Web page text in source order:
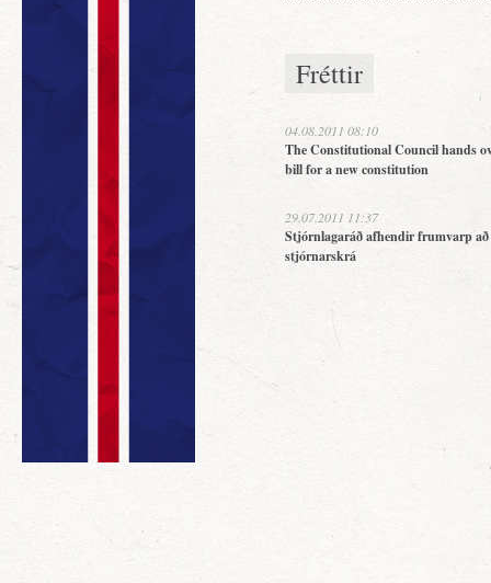
Fréttir
04.08.2011 08:10
The Constitutional Council hands
bill for a new constitution
29.07.2011 11:37
Stjórnlagaráð afhendir frumvarp
stjórnarskrá